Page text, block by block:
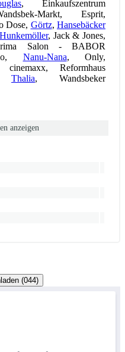
, Einkaufszentrum
Markt, Esprit,
Dose, Görtz, Hansebäcker
Hunkemöller, Jack & Jones,
Salon - BABOR
Nanu-Nana, Only,
Reformhaus
Thalia, Wandsbeker
anzeigen
(044)